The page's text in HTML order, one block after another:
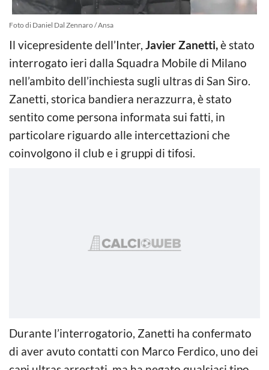
Foto di Daniel Dal Zennaro / Ansa
Il vicepresidente dell’Inter, Javier Zanetti,è stato
interrogato ieri dalla Squadra Mobile di Milano
nell’ambito dell’inchiesta sugli ultras di San Siro.
Zanetti, storica bandiera nerazzurra, è stato
sentito come persona informata sui fatti, in
particolare riguardo alle intercettazioni che
coinvolgono il club e i gruppi di tifosi.
Durante l’interrogatorio, Zanetti ha confermato
di aver avuto contatti con Marco Ferdico, uno dei